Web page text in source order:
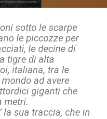
sotto le scarpe
le piccozze per
le decine di
tigre di alta
italiana, tra le
ad avere
giganti che
metri.
la sua traccia, che in